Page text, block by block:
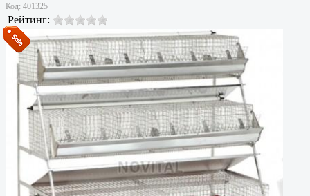
Код: 401325
Рейтинг: